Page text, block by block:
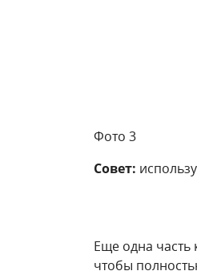
Фото 3
Совет:
Еще одна часть
чтобы